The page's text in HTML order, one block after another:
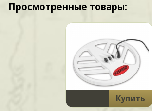
Просмотренные товары:
Купить